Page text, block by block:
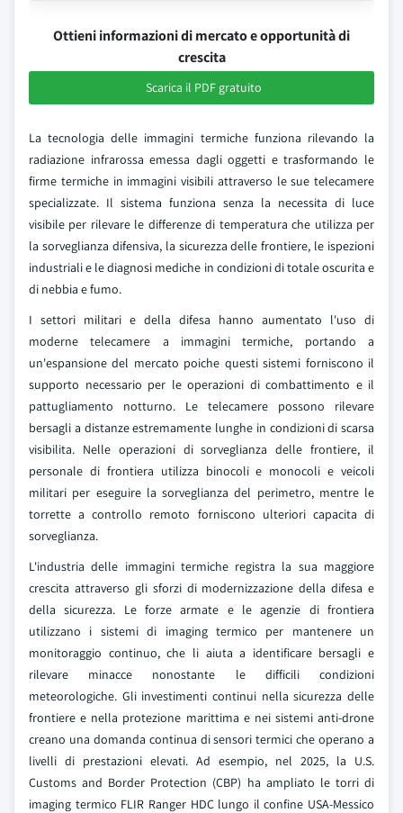
Ottieni informazioni di mercato e opportunità di
crescita
Scarica il PDF gratuito
La tecnologia delle immagini termiche funziona rilevando la
radiazione infrarossa emessa dagli oggetti e trasformando le
firme termiche in immagini visibili attraverso le sue telecamere
specializzate. Il sistema funziona senza la necessita di luce
visibile per rilevare le differenze di temperatura che utilizza per
la sorveglianza difensiva, la sicurezza delle frontiere, le ispezioni
industriali e le diagnosi mediche in condizioni di totale oscurita e
di nebbia e fumo.
I settori militari e della difesa hanno aumentato l'uso di
moderne telecamere a immagini termiche, portando a
un'espansione del mercato poiche questi sistemi forniscono il
supporto necessario per le operazioni di combattimento e il
pattugliamento notturno. Le telecamere possono rilevare
bersagli a distanze estremamente lunghe in condizioni di scarsa
visibilita. Nelle operazioni di sorveglianza delle frontiere, il
personale di frontiera utilizza binocoli e monocoli e veicoli
militari per eseguire la sorveglianza del perimetro, mentre le
torrette a controllo remoto forniscono ulteriori capacita di
sorveglianza.
L'industria delle immagini termiche registra la sua maggiore
crescita attraverso gli sforzi di modernizzazione della difesa e
della sicurezza. Le forze armate e le agenzie di frontiera
utilizzano i sistemi di imaging termico per mantenere un
monitoraggio continuo, che li aiuta a identificare bersagli e
rilevare minacce nonostante le difficili condizioni
meteorologiche. Gli investimenti continui nella sicurezza delle
frontiere e nella protezione marittima e nei sistemi anti-drone
creano una domanda continua di sensori termici che operano a
livelli di prestazioni elevati. Ad esempio, nel 2025, la U.S.
Customs and Border Protection (CBP) ha ampliato le torri di
imaging termico FLIR Ranger HDC lungo il confine USA-Messico